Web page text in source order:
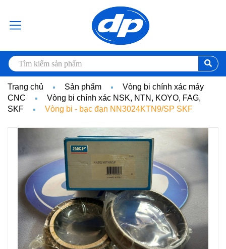
Trang chủ Sản phẩm
Vòng bi chính xác máy
CNC
Vòng bi chính xác NSK, NTN, KOYO, FAG,
SKF
Vòng bi - bạc đạn NN3024KTN9/SP SKF